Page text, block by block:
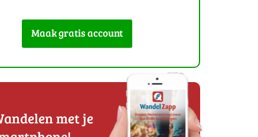
Maak gratis account
met je